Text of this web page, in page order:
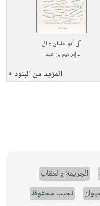
آل أبو عليان ؛ ال
لـإبراهيم بن عبد ا
المزيد من البنود »
الجريمة والعقاب
نجيب محفوظ